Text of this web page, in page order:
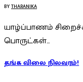
BYTHARANIKA
யாழ்ப்பாணம்
பொருட்கள்…
தங்க விலை நிலவரம்!